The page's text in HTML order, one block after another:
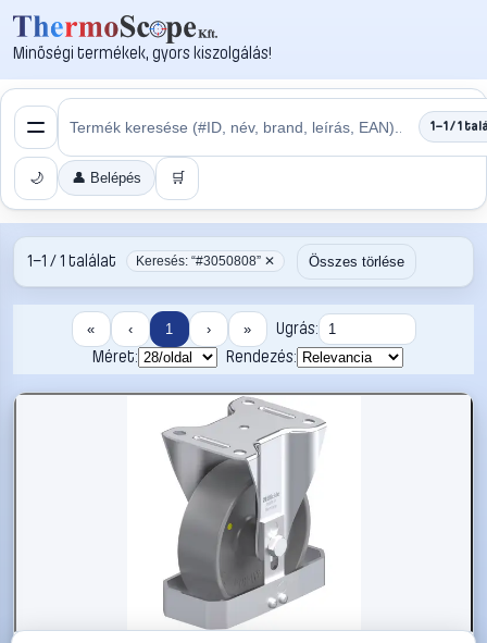
Minőségi termékek, gyors kiszolgálás!
1–1 / 1
🌙 👤 Belépés 🛒
1–1 / 1 találat Keresés: “#3050808” ✕ Összes törlése
« ‹ 1 › »
Ugrás:
Méret:
Rendezés: